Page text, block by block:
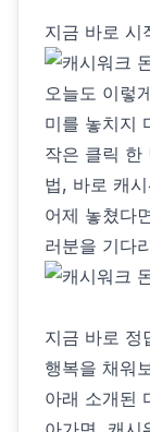
지금 바로 시
오늘도 이렇
미를 놓치지
작은 클릭 한
법, 바로 캐
어제 놓쳤다
러분을 기다
지금 바로 정
행복을 채워
아래 소개된